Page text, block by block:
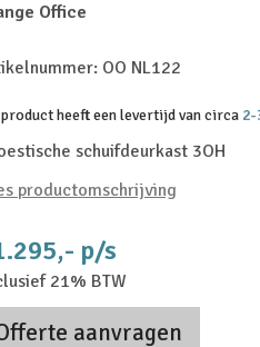
Office
OO NL122
heeft een levertijd van circa 2-
schuifdeurkast 3OH
productomschrijving
p/s
21% BTW
aanvragen